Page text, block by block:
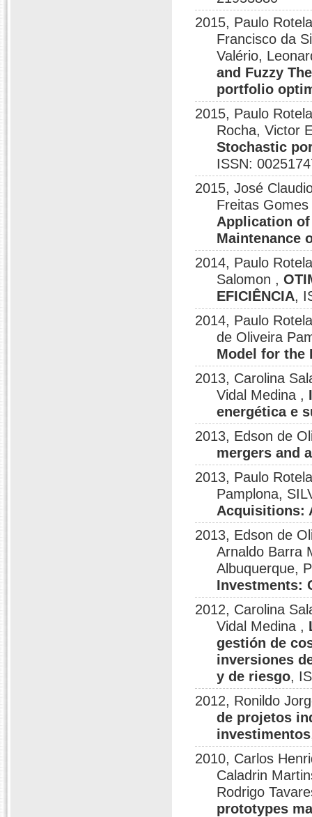
2015, Paulo
Francisco da
Valério,
and Fuzzy
portfolio
2015, Paulo
Rocha, Victor
Stochastic
ISSN:
2015, José
Freitas
Application
Maintenance
2014, Paulo
Salomon ,
EFICIÊNCIA,
2014, Paulo
de Oliveira
Model for the
2013, Carolina
Vidal Medina ,
energética e
2013, Edson de
mergers and
2013, Paulo
Pamplona,
Acquisitions:
2013, Edson de
Arnaldo Barra
Albuquerque,
Investments:
2012, Carolina
Vidal Medina ,
gestión de
inversiones
y de riesgo,
2012, Ronildo
de projetos
investimentos
2010, Carlos
Caladrin
Rodrigo
prototypes